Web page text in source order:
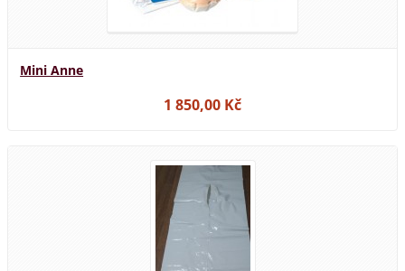
Mini Anne
1 850,00 Kč